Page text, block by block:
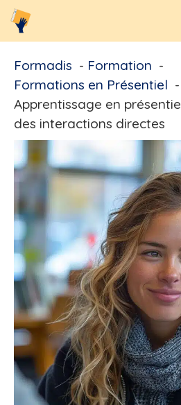
Aller
au
Formadis
Formation
Formations en Présentiel
Apprentissage en
des interactions directes